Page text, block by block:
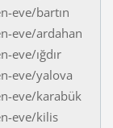
eve/bartın
eve/ardahan
eve/ığdır
eve/yalova
eve/karabük
eve/kilis